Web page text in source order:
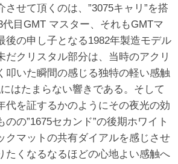
させて頂くのは、”3075キャリ”を搭
代目GMT マスター、それもGMTマ
後の申し子となる1982年製造モデル
だクリスタル部分は、当時のアクリ
叩いた瞬間の感じる独特の軽い感触
はたまらない響きである。そして
代を証するかのようにその夜光の効
の”1675セカンド”の後期ホワイト
クマットの共有ダイアルを感じさせ
たくなるなるほどの心地よい感触へ